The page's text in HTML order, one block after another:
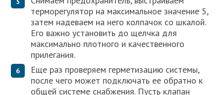
терморегулятор на максимальное значение 5,
затем надеваем на него колпачок со шкалой.
Его важно установить до щелчка для
максимально плотного и качественного
прилегания.
Еще раз проверяем герметизацию системы,
после чего может подключать ее обратно к
общей системе снабжения. Пусть клапан